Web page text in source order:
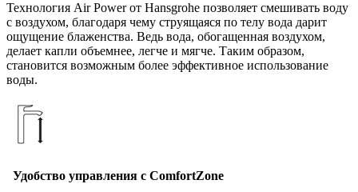
Технология Air Power от Hansgrohe позволяет смешивать воду
с воздухом, благодаря чему струящаяся по телу вода дарит
ощущение блаженства. Ведь вода, обогащенная воздухом,
делает капли объемнее, легче и мягче. Таким образом,
становится возможным более эффективное использование
воды.
Удобство управления с ComfortZone